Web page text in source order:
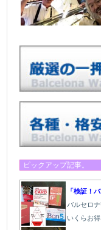
ピックアップ記事。
「検証！
バルセロ
いくらお得